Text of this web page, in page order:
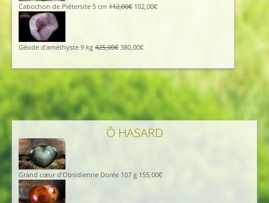
Cabochon de Piétersite 5 cm 112,00€ Le
112,00€.
102,00€Le
Géode d'améthyste 9 kg 425,00€ Le
initial
était :
380,00€Le
actuel
est :
380,00€.
Ô HASARD
Grand cœur d'Obsidienne Dorée 107 g 155,00€